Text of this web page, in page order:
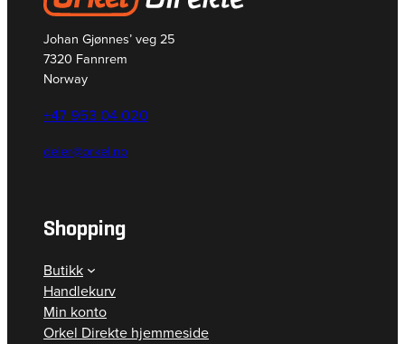
Johan Gjønnes’ veg 25
7320 Fannrem
Norway
+47 953 04 020
deler@orkel.no
Shopping
Butikk
Handlekurv
Min konto
Orkel Direkte hjemmeside